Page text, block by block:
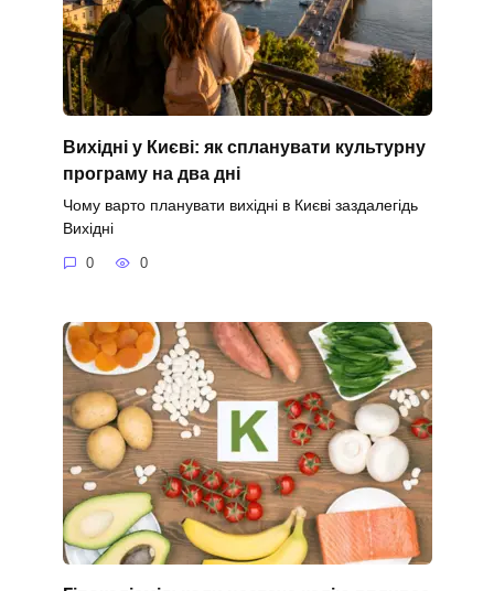
Вихідні у Києві: як спланувати культурну
програму на два дні
Чому варто планувати вихідні в Києві заздалегідь
Вихідні
0 0